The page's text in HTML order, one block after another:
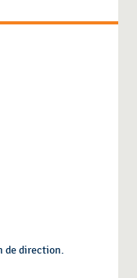
de direction.